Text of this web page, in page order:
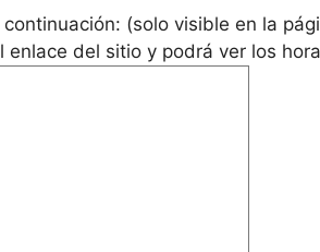
(solo visible en la
enlace del sitio y podrá ver los